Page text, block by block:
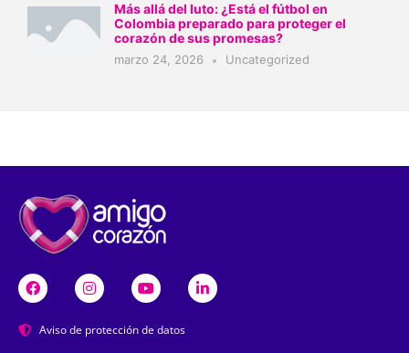
Más allá del luto: ¿Está el fútbol en
Colombia preparado para proteger el
corazón de sus promesas?
marzo 24, 2026 Uncategorized
Aviso de protección de datos